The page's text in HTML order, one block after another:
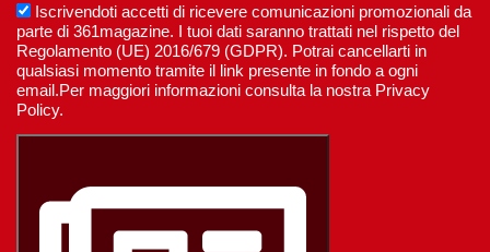
Iscrivendoti accetti di ricevere comunicazioni promozionali da
parte di 361magazine. I tuoi dati saranno trattati nel rispetto del
Regolamento (UE) 2016/679 (GDPR). Potrai cancellarti in
qualsiasi momento tramite il link presente in fondo a ogni
email.Per maggiori informazioni consulta la nostra Privacy
Policy.